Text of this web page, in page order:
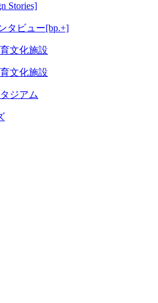
Stories]
タビュー[bp.+]
文化施設
文化施設
ジアム